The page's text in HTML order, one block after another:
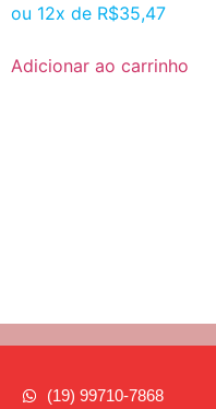
ou 12x de R$35,47
Adicionar ao carrinho
(19) 99710-7868